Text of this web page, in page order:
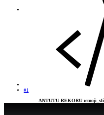
#1
ANTUTU REKORU